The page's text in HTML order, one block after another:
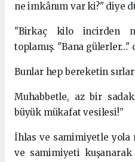
ne imkânım var ki?" diye
"Birkaç kilo incirden
toplamış. "Bana gülerler…"
Bunlar hep bereketin
Muhabbetle, az bir
büyük mükafat vesilesi!”
İhlas ve samimiyetle yola
ve samimiyeti